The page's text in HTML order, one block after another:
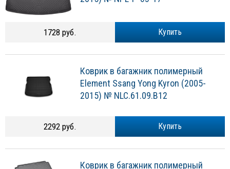
Купить
1728 руб.
Коврик в багажник полимерный
Element Ssang Yong Kyron (2005-
2015) № NLC.61.09.B12
Купить
2292 руб.
Коврик в багажник полимерный